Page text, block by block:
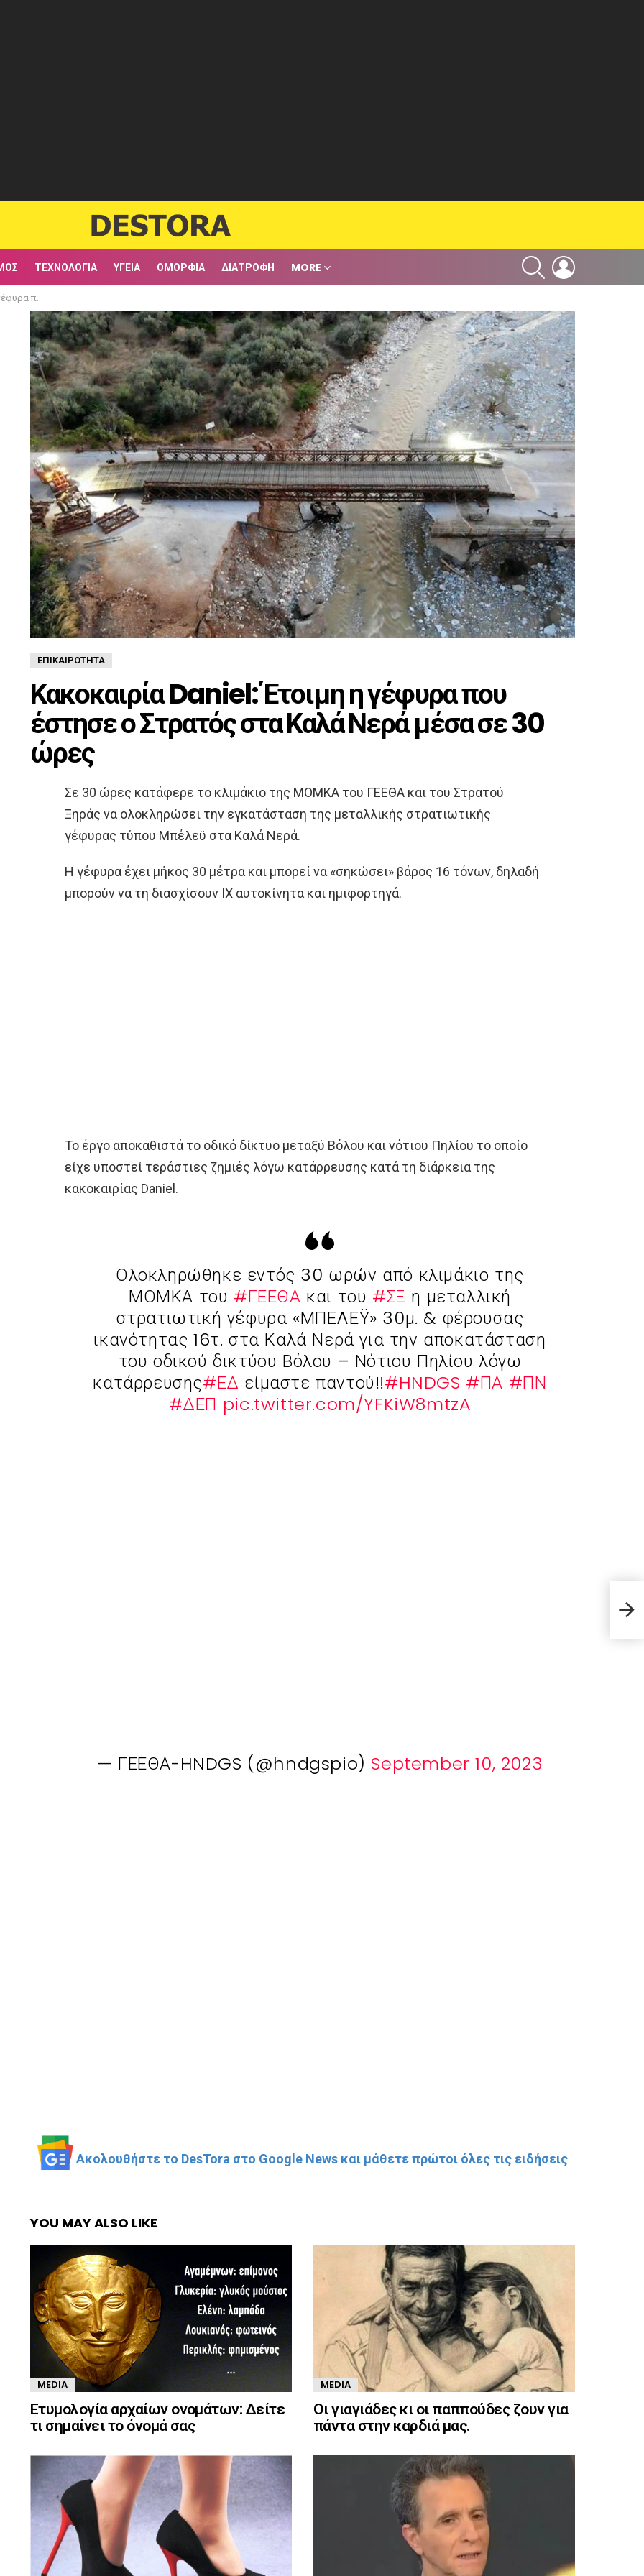
ΤΕΧΝΟΛΟΓΊΑ ΥΓΕΊΑ ΟΜΟΡΦΙΆ ΔΙΑΤΡΟΦΉ MORE
SEARCH
μέσα σε 30 ώρες
ΕΠΙΚΑΙΡΌΤΗΤΑ
Κακοκαιρία Daniel: Έτοιμη η γέφυρα που
έστησε ο Στρατός στα Καλά Νερά μέσα σε 30
ώρες
Σε 30 ώρες κατάφερε το κλιμάκιο της ΜΟΜΚΑ του ΓΕΕΘΑ και του Στρατού
Ξηράς να ολοκληρώσει την εγκατάσταση της μεταλλικής στρατιωτικής
γέφυρας τύπου Μπέλεϋ στα Καλά Νερά.
Η γέφυρα έχει μήκος 30 μέτρα και μπορεί να «σηκώσει» βάρος 16 τόνων, δηλαδή
μπορούν να τη διασχίσουν ΙΧ αυτοκίνητα και ημιφορτηγά.
Το έργο αποκαθιστά το οδικό δίκτυο μεταξύ Βόλου και νότιου Πηλίου το οποίο
είχε υποστεί τεράστιες ζημιές λόγω κατάρρευσης κατά τη διάρκεια της
κακοκαιρίας Daniel.
Ολοκληρώθηκε εντός 30 ωρών από κλιμάκιο της
ΜΟΜΚΑ του #ΓΕΕΘΑ και του #ΣΞ η μεταλλική
στρατιωτική γέφυρα «ΜΠΕΛΕΫ» 30μ. & φέρουσας
ικανότητας 16τ. στα Καλά Νερά για την αποκατάσταση
του οδικού δικτύου Βόλου – Νότιου Πηλίου λόγω
κατάρρευσης#ΕΔ είμαστε παντού!!#HNDGS #ΠΑ #ΠΝ
#ΔΕΠ pic.twitter.com/YFKiW8mtzA
— ΓΕΕΘΑ-HNDGS (@hndgspio) September 10, 2023
Ακολουθήστε το DesTora στο Google News και μάθετε πρώτοι όλες τις ειδήσεις
YOU MAY ALSO LIKE
MEDIA
Ετυμολογία αρχαίων ονομάτων: Δείτε
τι σημαίνει το όνομά σας
MEDIA
Οι γιαγιάδες κι οι παππούδες ζουν για
πάντα στην καρδιά μας.